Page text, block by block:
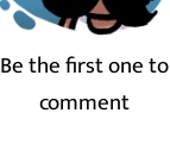
Be the first one to
comment